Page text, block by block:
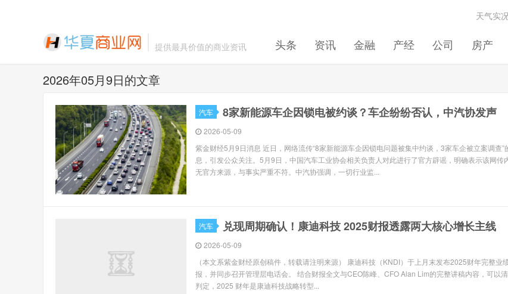
提供最具价值的商业资讯 头条 资讯 金融 产经 公司 房产
天气实
2026年05月9日的文章
汽车 8家新能源车企因锁电被约谈？车企纷纷否认，中汽协发声
2026-05-09
紫金财经5月9日消息 近日，网络流传“8家新能源车企因锁电问题被集中约谈，3家车企被立案调查”
息，引发公众关注。5月9日，中国汽车工业协会相关负责人对此进行了官方辟谣，明确表示该网传
无官方来源，与事实严重不符。中汽协强调，一切行业监...
汽车 兑现周期确认！康迪科技 2025财报透露两大核心增长主线
2026-05-09
（本文系紫金财经原创稿件，转载请注明来源） 康迪科技（KNDI）于上月末发布2025财年完整业
报，并同步召开管理层电话会。 结合财报全文与CEO陈峰、CFO Alan Lim的完整讲稿内容，可以
判定，2025 财年是康迪科技战略转型...